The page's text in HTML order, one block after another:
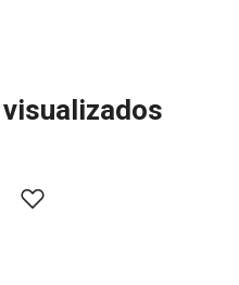
Com materiais de
pode encontrar
espátulas, pinças,
que tornam o seu